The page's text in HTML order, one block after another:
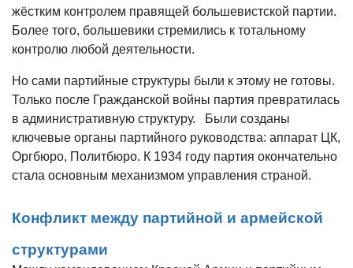
жёстким контролем правящей большевистской партии.
Более того, большевики стремились к тотальному
контролю любой деятельности.
Но сами партийные структуры были к этому не готовы.
Только после Гражданской войны партия превратилась
в административную структуру. Были созданы
ключевые органы партийного руководства: аппарат ЦК,
Оргбюро, Политбюро. К 1934 году партия окончательно
стала основным механизмом управления страной.
Конфликт между партийной и армейской
структурами